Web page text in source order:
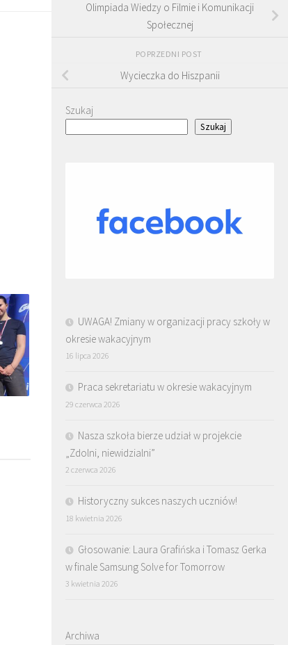
Olimpiada Wiedzy o Filmie i Komunikacji
Społecznej
POPRZEDNI POST
Wycieczka do Hiszpanii
Szukaj
Szukaj
UWAGA! Zmiany w organizacji pracy szkoły w
okresie wakacyjnym
16 lipca 2026
Praca sekretariatu w okresie wakacyjnym
29 czerwca 2026
Nasza szkoła bierze udział w projekcie
„Zdolni, niewidzialni”
2 czerwca 2026
Historyczny sukces naszych uczniów!
18 kwietnia 2026
Głosowanie: Laura Grafińska i Tomasz Gerka
w finale Samsung Solve for Tomorrow
3 kwietnia 2026
Archiwa